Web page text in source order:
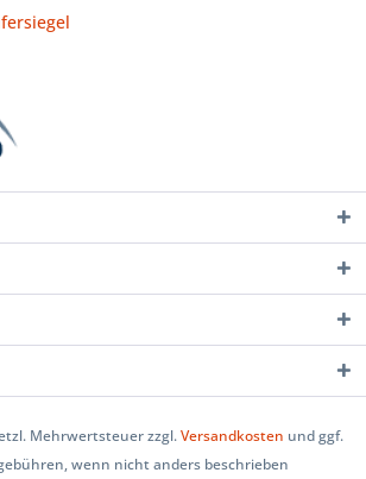
Mehrwertsteuer zzgl.Versandkosten und ggf.
wenn nicht anders beschrieben